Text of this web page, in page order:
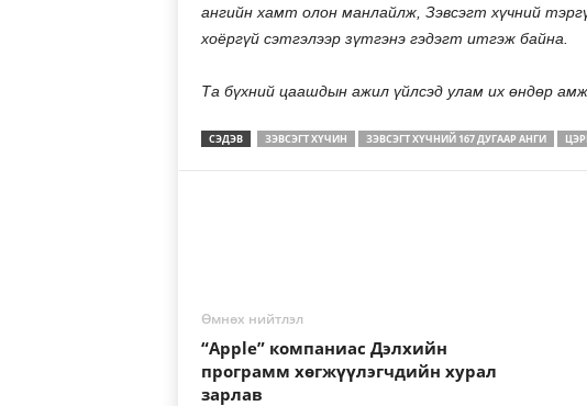
ангийн хамт олон манлайлж, Зэвсэгт хүчний
хоёргүй сэтгэлээр зүтгэнэ гэдэгт итгэж байна.
Та бүхний цаашдын ажил үйлсэд улам их өндөр
СЭДЭВ ЗЭВСЭГТ ХҮЧИН ЗЭВСЭГТ ХҮЧНИЙ 167 ДУГААР АНГИ
Өмнөх нийтлэл
“Apple” компаниас Дэлхийн
программ хөгжүүлэгчдийн хурал
зарлав